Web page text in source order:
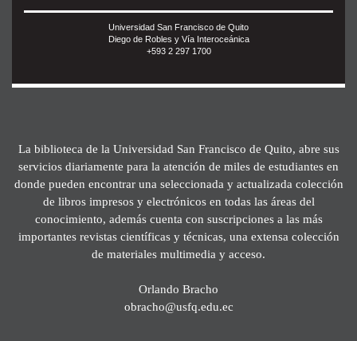
Universidad San Francisco de Quito
Diego de Robles y Vía Interoceánica
+593 2 297 1700
La biblioteca de la Universidad San Francisco de Quito, abre sus
servicios diariamente para la atención de miles de estudiantes en
donde pueden encontrar una seleccionada y actualizada colección
de libros impresos y electrónicos en todas las áreas del
conocimiento, además cuenta con suscripciones a las más
importantes revistas científicas y técnicas, una extensa colección
de materiales multimedia y acceso.
Orlando Bracho
obracho@usfq.edu.ec